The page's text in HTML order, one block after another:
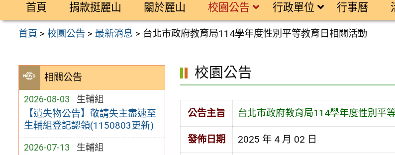
區
首頁 捐款挺麗山 關於麗山 校園公告 行政單位 行事曆
首頁 >校園公告 > 最新消息 > 台北市政府教育局114學年度性別平等教育日相關活動
相關公告
2026-08-03 生輔組
【遺失物公告】敬請失主盡速至
生輔組登記認領(1150803更新)
2026-07-13 生輔組
校園公告
公告主旨 台北市政府教育局114學年度性別平
發佈日期 2025 年 4 月 02 日